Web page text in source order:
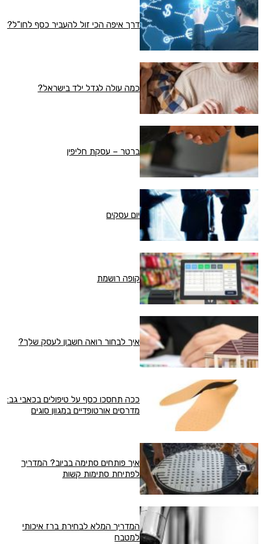
דרך איפה הכי זול להעביר כסף לחו"ל?
כמה עולה לגדל ילד בישראל?
ברטר – עסקת חליפין
יום עסקים
קופה רושמת
איך לבחור רואה חשבון לעסק שלך?
ככה תחסכו כסף על טיפולים בכאבי גב:
מדרסים אורטופדיים במגוון סוגים
איך פותחים סתימה בביוב? המדריך
לפתיחת סתימות קשות
המדריך המלא לבחירת ברז איכותי
למטבח